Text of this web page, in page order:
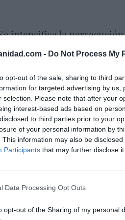
- Do Not Process My
opt-out of the sale, sharing to third
for targeted advertising by
selection. Please note that after your
interest-based ads based on
to third parties prior to your
of your personal information by
This information may also be
Participants that may further disclose
Data Processing Opt Outs
opt-out of the Sharing of my personal
intensifica la persecución
y el mediano
08/26 06:00
León 09/08/26 06:00